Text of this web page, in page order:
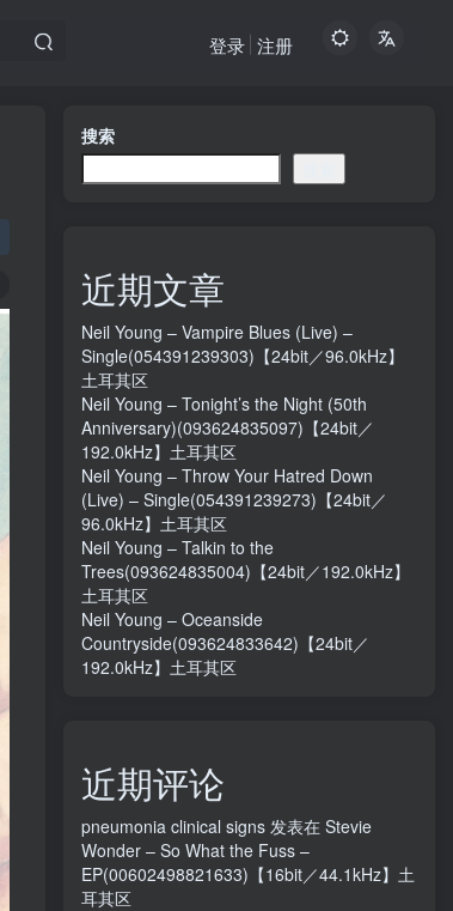
登录 注册
搜索
近期文章
Neil Young – Vampire Blues (Live) –
Single(054391239303)【24bit／96.0kHz】
土耳其区
Neil Young – Tonight’s the Night (50th
Anniversary)(093624835097)【24bit／
192.0kHz】土耳其区
Neil Young – Throw Your Hatred Down
(Live) – Single(054391239273)【24bit／
96.0kHz】土耳其区
Neil Young – Talkin to the
Trees(093624835004)【24bit／192.0kHz】
土耳其区
Neil Young – Oceanside
Countryside(093624833642)【24bit／
192.0kHz】土耳其区
近期评论
pneumonia clinical signs 发表在 Stevie
Wonder – So What the Fuss –
EP(00602498821633)【16bit／44.1kHz】土
耳其区